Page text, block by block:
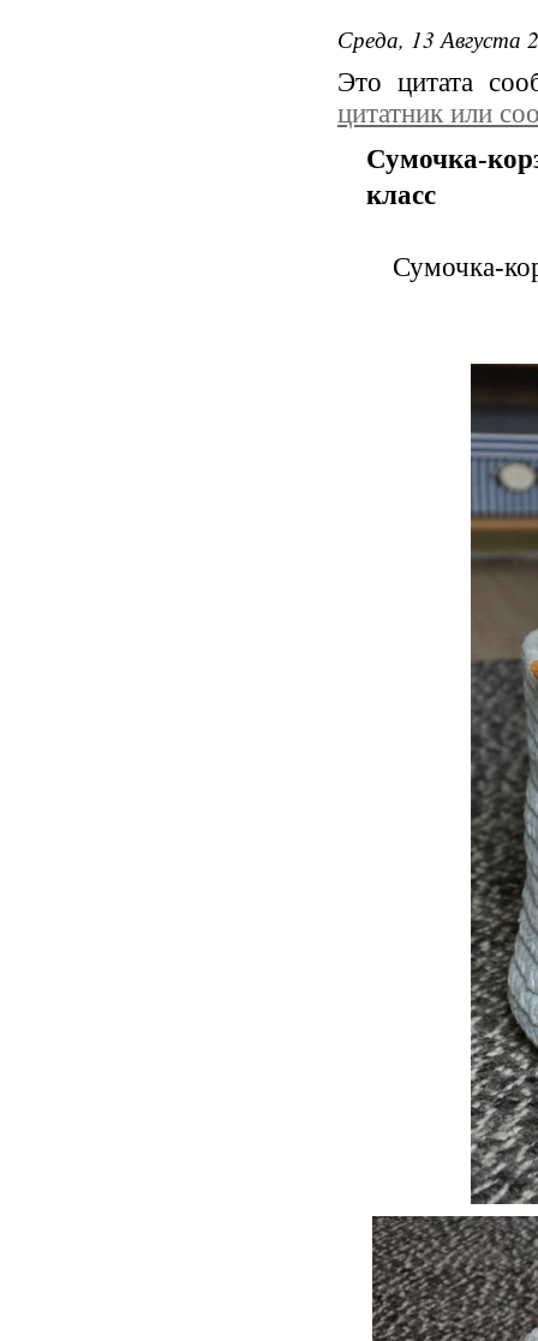
Среда, 13 Августа
Это цитата
цитатник или
Сумочка-
класс
Сумочка-